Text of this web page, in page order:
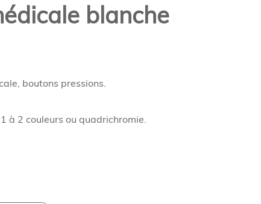
blanche
boutons pressions.
à 2 couleurs ou quadrichromie.